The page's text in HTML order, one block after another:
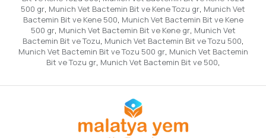
500 gr, Munich Vet Bactemin Bit ve Kene Tozu gr, Munich Vet
Bactemin Bit ve Kene 500, Munich Vet Bactemin Bit ve Kene
500 gr, Munich Vet Bactemin Bit ve Kene gr, Munich Vet
Bactemin Bit ve Tozu, Munich Vet Bactemin Bit ve Tozu 500,
Munich Vet Bactemin Bit ve Tozu 500 gr, Munich Vet Bactemin
Bit ve Tozu gr, Munich Vet Bactemin Bit ve 500,